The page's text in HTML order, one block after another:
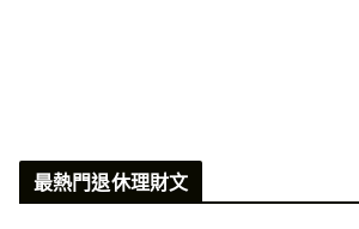
最熱門退休理財文